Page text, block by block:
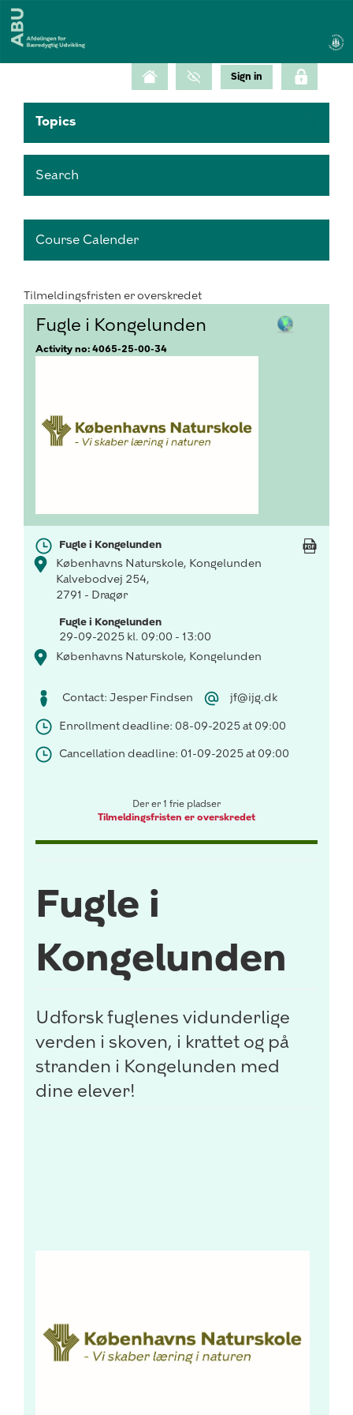
Topics
Search
Course Calender
Tilmeldingsfristen er overskredet
Fugle i Kongelunden
Activity no: 4065-25-00-34
Fugle i Kongelunden
Københavns Naturskole, Kongelunden
Kalvebodvej 254,
2791 - Dragør
Fugle i Kongelunden
29-09-2025 kl. 09:00 - 13:00
Københavns Naturskole, Kongelunden
Contact: Jesper Findsen jf@ijg.dk
Enrollment deadline: 08-09-2025 at 09:00
Cancellation deadline: 01-09-2025 at 09:00
Der er 1 frie pladser
Tilmeldingsfristen er overskredet
Fugle i
Kongelunden
Udforsk fuglenes vidunderlige
verden i skoven, i krattet og på
stranden i Kongelunden med
dine elever!